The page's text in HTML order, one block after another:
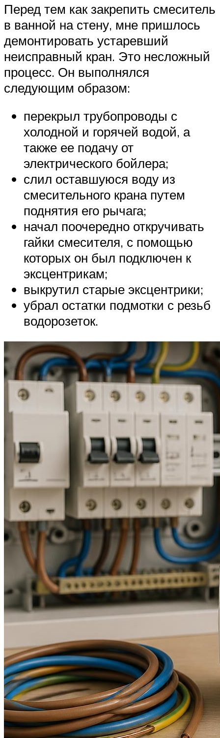
Перед тем как закрепить смеситель
в ванной на стену, мне пришлось
демонтировать устаревший
неисправный кран. Это несложный
процесс. Он выполнялся
следующим образом:
перекрыл трубопроводы с
холодной и горячей водой, а
также ее подачу от
электрического бойлера;
слил оставшуюся воду из
смесительного крана путем
поднятия его рычага;
начал поочередно откручивать
гайки смесителя, с помощью
которых он был подключен к
эксцентрикам;
выкрутил старые эксцентрики;
убрал остатки подмотки с резьб
водорозеток.